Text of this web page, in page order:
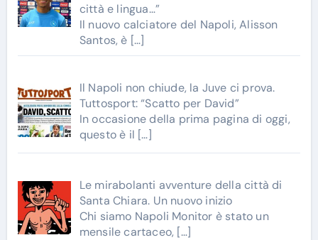
città e lingua…”
Il nuovo calciatore del Napoli, Alisson
Santos, è […]
Il Napoli non chiude, la Juve ci prova.
Tuttosport: “Scatto per David”
In occasione della prima pagina di oggi,
questo è il […]
Le mirabolanti avventure della città di
Santa Chiara. Un nuovo inizio
Chi siamo Napoli Monitor è stato un
mensile cartaceo, […]